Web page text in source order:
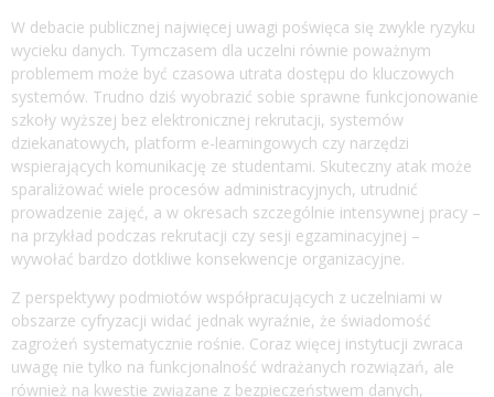
W debacie publicznej najwięcej uwagi poświęca się zwykle ryzyku
wycieku danych. Tymczasem dla uczelni równie poważnym
problemem może być czasowa utrata dostępu do kluczowych
systemów. Trudno dziś wyobrazić sobie sprawne funkcjonowanie
szkoły wyższej bez elektronicznej rekrutacji, systemów
dziekanatowych, platform e-learningowych czy narzędzi
wspierających komunikację ze studentami. Skuteczny atak może
sparaliżować wiele procesów administracyjnych, utrudnić
prowadzenie zajęć, a w okresach szczególnie intensywnej pracy –
na przykład podczas rekrutacji czy sesji egzaminacyjnej –
wywołać bardzo dotkliwe konsekwencje organizacyjne.
Z perspektywy podmiotów współpracujących z uczelniami w
obszarze cyfryzacji widać jednak wyraźnie, że świadomość
zagrożeń systematycznie rośnie. Coraz więcej instytucji zwraca
uwagę nie tylko na funkcjonalność wdrażanych rozwiązań, ale
również na kwestie związane z bezpieczeństwem danych,